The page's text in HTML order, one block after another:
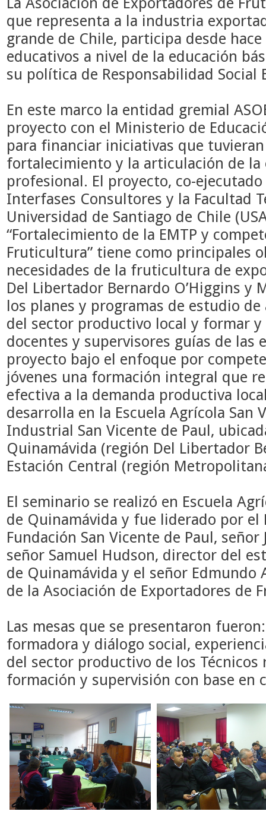
que representa a la industria
grande de Chile, participa desde
educativos a nivel de la educación
su política de Responsabilidad Social
En este marco la entidad gremial
proyecto con el Ministerio de
para financiar iniciativas que
fortalecimiento y la articulación de la
profesional. El proyecto, co-
Interfases Consultores y la Facultad
Universidad de Santiago de Chile
“Fortalecimiento de la EMTP y
Fruticultura” tiene como principales
necesidades de la fruticultura de
Del Libertador Bernardo O’Higgins y
los planes y programas de estudio de
del sector productivo local y formar
docentes y supervisores guías de las
proyecto bajo el enfoque por
jóvenes una formación integral que
efectiva a la demanda productiva
desarrolla en la Escuela Agrícola San
Industrial San Vicente de Paul,
Quinamávida (región Del Libertador
Estación Central (región
El seminario se realizó en Escuela
de Quinamávida y fue liderado por el
Fundación San Vicente de Paul,
señor Samuel Hudson, director del
de Quinamávida y el señor Edmundo
de la Asociación de Exportadores de
Las mesas que se presentaron
formadora y diálogo social,
del sector productivo de los Técnicos
formación y supervisión con base en